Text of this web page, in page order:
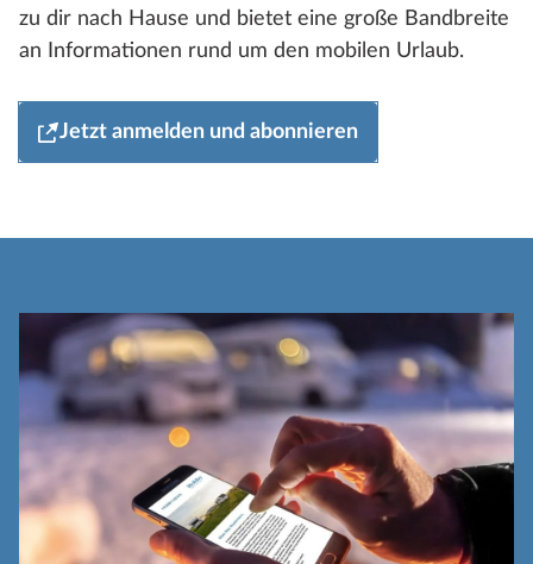
zu dir nach Hause und bietet eine große Bandbreite
an Informationen rund um den mobilen Urlaub.
Jetzt anmelden und abonnieren